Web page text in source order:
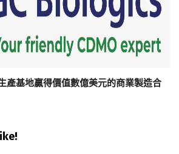
產基地贏得價值數億美元的商業製造合